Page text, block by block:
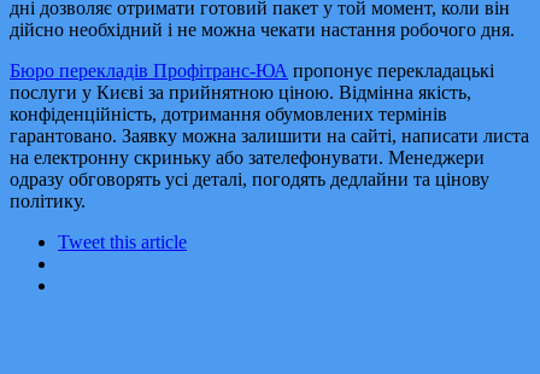
дні дозволяє отримати готовий пакет у той момент, коли він
дійсно необхідний і не можна чекати настання робочого дня.
Бюро перекладів Профітранс-ЮА пропонує перекладацькі
послуги у Києві за прийнятною ціною. Відмінна якість,
конфіденційність, дотримання обумовлених термінів
гарантовано. Заявку можна залишити на сайті, написати листа
на електронну скриньку або зателефонувати. Менеджери
одразу обговорять усі деталі, погодять дедлайни та цінову
політику.
Tweet this article